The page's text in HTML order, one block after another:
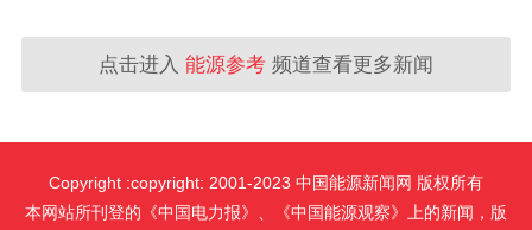
点击进入 能源参考 频道查看更多新闻
Copyright :copyright: 2001-2023 中国能源新闻网 版权所有
本网站所刊登的《中国电力报》、《中国能源观察》上的新闻，版